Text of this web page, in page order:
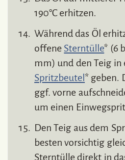
190°C erhitzen.
Während das Öl
offene Sterntülle* (6
mm) und den Teig in
Spritzbeutel* geben.
ggf. vorne
um einen
Den Teig aus dem
besten vorsichtig
Sterntülle direkt in